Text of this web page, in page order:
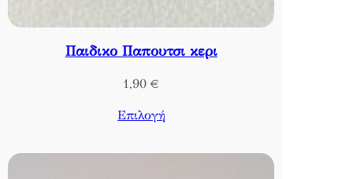
Παιδικο Παπουτσι κερι
1,90 €
Επιλογή